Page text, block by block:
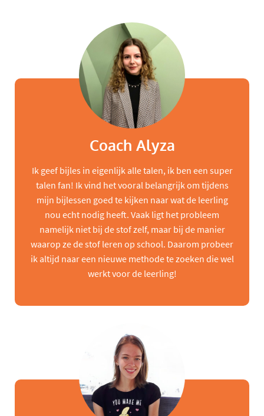
Coach Alyza
Ik geef bijles in eigenlijk alle talen, ik ben een super
talen fan! Ik vind het vooral belangrijk om tijdens
mijn bijlessen goed te kijken naar wat de leerling
nou echt nodig heeft. Vaak ligt het probleem
namelijk niet bij de stof zelf, maar bij de manier
waarop ze de stof leren op school. Daarom probeer
ik altijd naar een nieuwe methode te zoeken die wel
werkt voor de leerling!